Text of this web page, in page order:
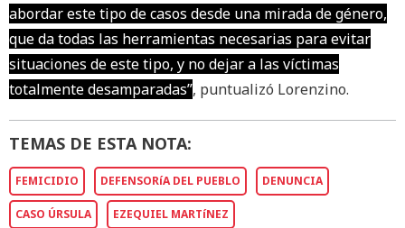
abordar este tipo de casos desde una mirada de género,
que da todas las herramientas necesarias para evitar
situaciones de este tipo, y no dejar a las víctimas
totalmente desamparadas”, puntualizó Lorenzino.
TEMAS DE ESTA NOTA:
FEMICIDIO DEFENSORíA DEL PUEBLO DENUNCIA
CASO ÚRSULA EZEQUIEL MARTíNEZ